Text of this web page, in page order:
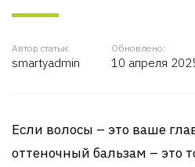
Автор статьи:
smartyadmin
Обновлено:
10 апреля
Если волосы – это ваше
оттеночный бальзам – это